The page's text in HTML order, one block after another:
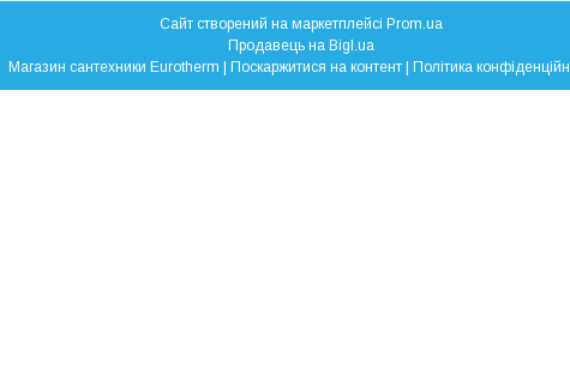
Сайт створений на маркетплейсі Prom.ua
Продавець на Bigl.ua
Магазин сантехники Eurotherm | Поскаржитися на контент | Політика